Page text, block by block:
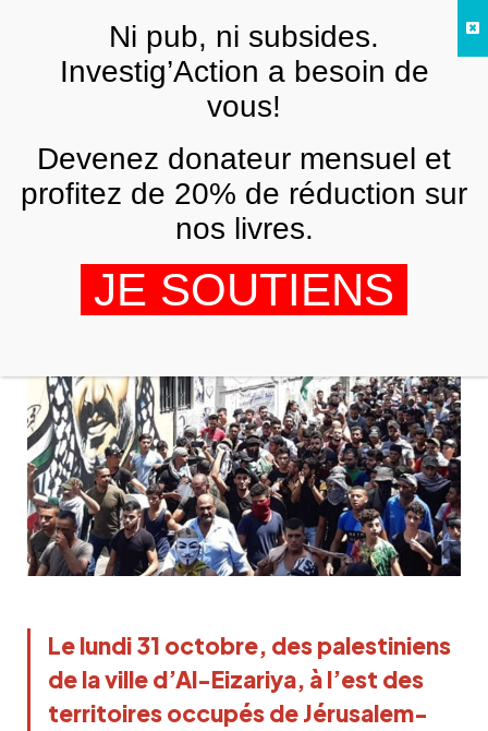
La « Menace Principale » : il est temps
de parler de la lutte des classes
palestienne
Le lundi 31 octobre, des palestiniens
de la ville d’Al-Eizariya, à l’est des
territoires occupés de Jérusalem-
ANALYSES ET TÉMOIGNAGES
FRNi pub, ni subsides.
Investig’Action a besoin de
vous!
Devenez donateur mensuel et
profitez de 20% de réduction sur
nos livres.
JE SOUTIENS